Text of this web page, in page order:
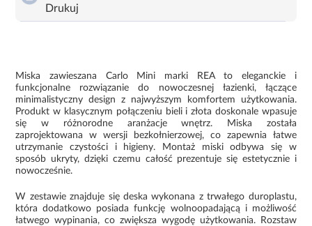
Drukuj
Miska zawieszana Carlo Mini marki REA to eleganckie i
funkcjonalne rozwiązanie do nowoczesnej łazienki, łączące
minimalistyczny design z najwyższym komfortem użytkowania.
Produkt w klasycznym połączeniu bieli i złota doskonale wpasuje
się w różnorodne aranżacje wnętrz. Miska została
zaprojektowana w wersji bezkołnierzowej, co zapewnia łatwe
utrzymanie czystości i higieny. Montaż miski odbywa się w
sposób ukryty, dzięki czemu całość prezentuje się estetycznie i
nowocześnie.
W zestawie znajduje się deska wykonana z trwałego duroplastu,
która dodatkowo posiada funkcję wolnoopadającą i możliwość
łatwego wypinania, co zwiększa wygodę użytkowania. Rozstaw